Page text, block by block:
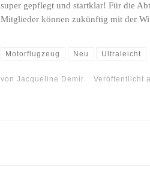
super gepflegt und startklar! Für die
Mitglieder können zukünftig mit der
Motorflugzeug Neu Ultraleicht
von Jacqueline Demir Veröffentlicht